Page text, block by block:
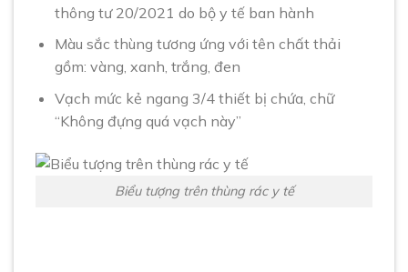
thông tư 20/2021 do bộ y tế ban hành
Màu sắc thùng tương ứng với tên chất thải
gồm: vàng, xanh, trắng, đen
Vạch mức kẻ ngang 3/4 thiết bị chứa, chữ
“Không đựng quá vạch này”
Biểu tượng trên thùng rác y tế